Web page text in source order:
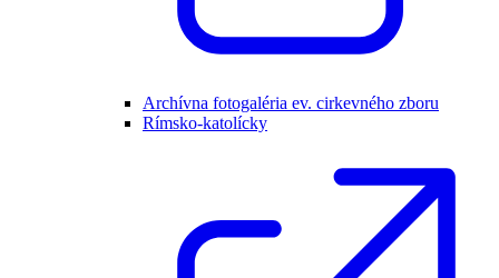
Archívna fotogaléria ev. cirkevného zboru
Rímsko-katolícky